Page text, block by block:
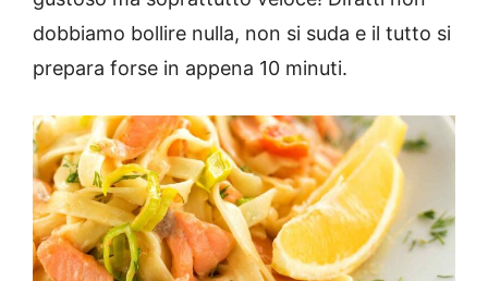
dobbiamo bollire nulla, non si suda e il tutto si
prepara forse in appena 10 minuti.